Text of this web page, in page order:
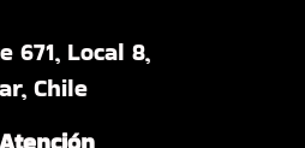
671, Local 8,
Chile